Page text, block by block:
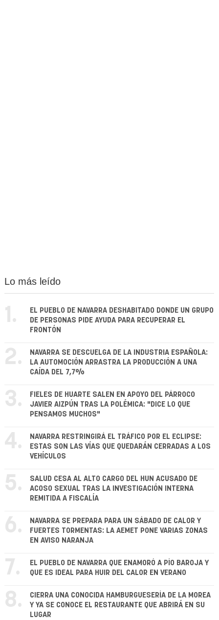
Lo más leído
1.
EL PUEBLO DE NAVARRA DESHABITADO DONDE UN GRUPO
DE PERSONAS PIDE AYUDA PARA RECUPERAR EL
FRONTÓN
2.
NAVARRA SE DESCUELGA DE LA INDUSTRIA ESPAÑOLA:
LA AUTOMOCIÓN ARRASTRA LA PRODUCCIÓN A UNA
CAÍDA DEL 7,7%
3.
FIELES DE HUARTE SALEN EN APOYO DEL PÁRROCO
JAVIER AIZPÚN TRAS LA POLÉMICA: "DICE LO QUE
PENSAMOS MUCHOS"
4.
NAVARRA RESTRINGIRÁ EL TRÁFICO POR EL ECLIPSE:
ESTAS SON LAS VÍAS QUE QUEDARÁN CERRADAS A LOS
VEHÍCULOS
5.
SALUD CESA AL ALTO CARGO DEL HUN ACUSADO DE
ACOSO SEXUAL TRAS LA INVESTIGACIÓN INTERNA
REMITIDA A FISCALÍA
6.
NAVARRA SE PREPARA PARA UN SÁBADO DE CALOR Y
FUERTES TORMENTAS: LA AEMET PONE VARIAS ZONAS
EN AVISO NARANJA
7.
EL PUEBLO DE NAVARRA QUE ENAMORÓ A PÍO BAROJA Y
QUE ES IDEAL PARA HUIR DEL CALOR EN VERANO
8.
CIERRA UNA CONOCIDA HAMBURGUESERÍA DE LA MOREA
Y YA SE CONOCE EL RESTAURANTE QUE ABRIRÁ EN SU
LUGAR